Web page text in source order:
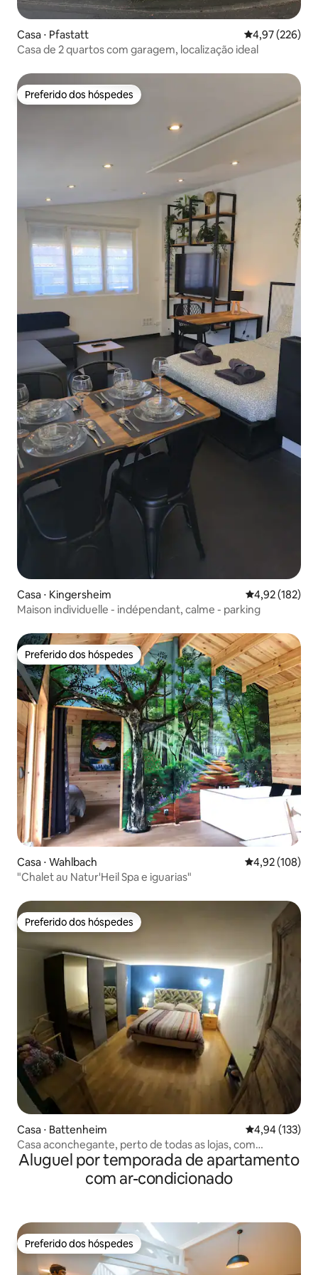
Casa ⋅ Pfastatt 4,97 de uma
4,97 (226)
Casa de 2 quartos com garagem, localização ideal
Preferido dos hóspedes
Preferido dos hóspedes
Casa ⋅ Kingersheim 4,92 de uma
4,92 (182)
Maison individuelle - indépendant, calme - parking
Preferido dos hóspedes
Preferido dos hóspedes
Casa ⋅ Wahlbach 4,92 de uma
4,92 (108)
"Chalet au Natur'Heil Spa e iguarias"
Preferido dos hóspedes
Preferido dos hóspedes
Casa ⋅ Battenheim 4,94 de uma
4,94 (133)
Casa aconchegante, perto de todas as lojas, com
estacionamento gratuito na frente. 10 minutos de
Mulhouse, 1 hora de Estrasburgo.
Aluguel por temporada de apartamento
com ar-condicionado
Preferido dos hóspedes
Preferido dos hóspedes